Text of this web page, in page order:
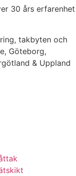
30 års erfarenhet
takbyten och
Göteborg,
& Uppland